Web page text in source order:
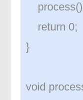
return 0;
}
void